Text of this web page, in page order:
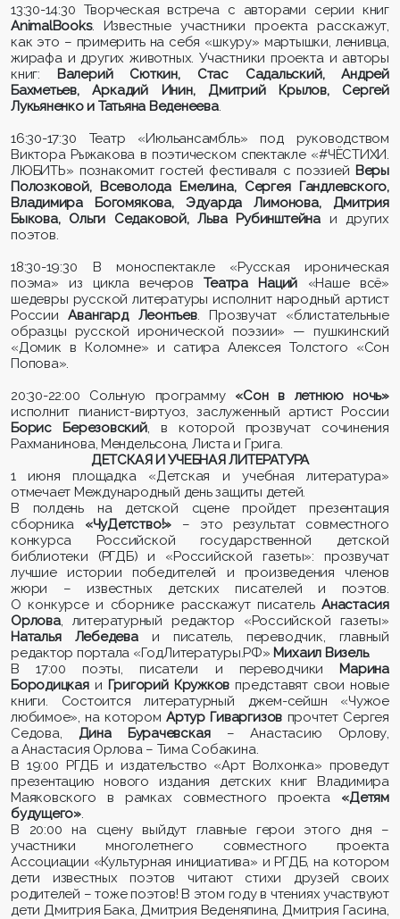
13:30-14:30 Творческая встреча с авторами серии книг
AnimalBooks. Известные участники проекта расскажут,
как это – примерить на себя «шкуру» мартышки, ленивца,
жирафа и других животных.Участники проекта и авторы
книг: Валерий Сюткин, Стас Садальский, Андрей
Бахметьев, Аркадий Инин, Дмитрий Крылов, Сергей
Лукьяненко и Татьяна Веденеева.
16:30-17:30 Театр «Июльансамбль» под руководством
Виктора Рыжакова в поэтическом спектакле «#ЧЁСТИХИ.
ЛЮБИТЬ» познакомит гостей фестиваля с поэзией Веры
Полозковой, Всеволода Емелина, Сергея Гандлевского,
Владимира Богомякова, Эдуарда Лимонова, Дмитрия
Быкова, Ольги Седаковой, Льва Рубинштейна и других
поэтов.
18:30-19:30 Вмоноспектакле «Русская ироническая
поэма» из цикла вечеровТеатра Наций «Наше всё»
шедевры русской литературы исполнитнародный артист
РоссииАвангард Леонтьев. Прозвучат «блистательные
образцы русской иронической поэзии» — пушкинский
«Домик в Коломне» и сатира Алексея Толстого «Сон
Попова».
20:30-22:00 Сольную программу «Сон в летнюю ночь»
исполнит пианист-виртуоз, заслуженный артист России
Борис Березовский, в которой прозвучат сочинения
Рахманинова, Мендельсона, Листа и Грига.
ДЕТСКАЯ И УЧЕБНАЯ ЛИТЕРАТУРА
1 июня площадка «Детская и учебная литература»
отмечает Международный день защиты детей.
В полдень на детской сцене пройдет презентация
сборника «ЧуДетство!» – это результат совместного
конкурса Российской государственной детской
библиотеки (РГДБ) и «Российской газеты»: прозвучат
лучшие истории победителей и произведения членов
жюри – известных детских писателей и поэтов.
О конкурсе и сборнике расскажут писательАнастасия
Орлова, литературный редактор «Российской газеты»
Наталья Лебедеваи писатель, переводчик, главный
редактор портала «ГодЛитературы.РФ» Михаил Визель.
В 17:00 поэты, писатели и переводчики Марина
Бородицкаяи Григорий Кружков представят свои новые
книги. Состоится литературный джем-сейшн «Чужое
любимое», на которомАртур Гиваргизов прочтет Сергея
Седова, Дина Бурачевская – Анастасию Орлову,
а Анастасия Орлова – Тима Собакина.
В 19:00 РГДБ и издательство «Арт Волхонка» проведут
презентацию нового издания детских книг Владимира
Маяковского в рамках совместного проекта «Детям
будущего».
В 20:00 на сцену выйдут главные герои этого дня –
участники многолетнего совместного проекта
Ассоциации «Культурная инициатива» и РГДБ, на котором
дети известных поэтов читают стихи друзей своих
родителей – тоже поэтов! В этом году в чтениях участвуют
дети Дмитрия Бака, Дмитрия Веденяпина, Дмитрия Гасина,